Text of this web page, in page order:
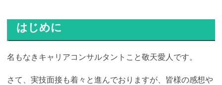
はじめに
名もなきキャリアコンサルタントこと敬天愛人です。
さて、実技面接も着々と進んでおりますが、皆様の感想や